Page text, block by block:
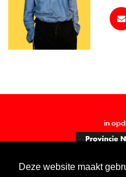
Deze website maakt
in